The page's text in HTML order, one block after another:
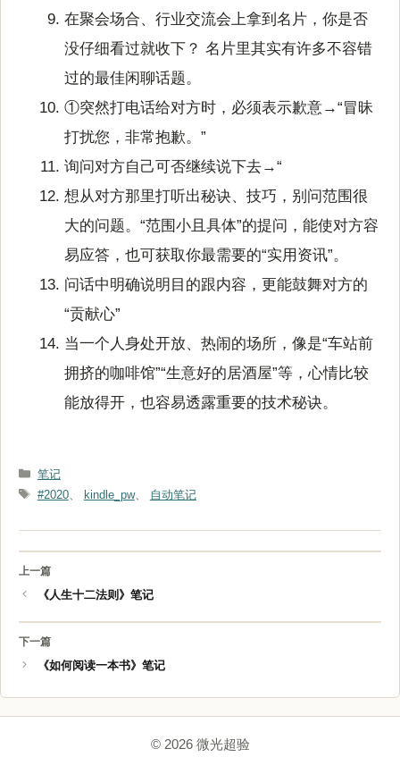
在聚会场合、行业交流会上拿到名片，你是否
没仔细看过就收下？ 名片里其实有许多不容错
过的最佳闲聊话题。
①突然打电话给对方时，必须表示歉意→“冒昧
打扰您，非常抱歉。”
询问对方自己可否继续说下去→“
想从对方那里打听出秘诀、技巧，别问范围很
大的问题。“范围小且具体”的提问，能使对方容
易应答，也可获取你最需要的“实用资讯”。
问话中明确说明目的跟内容，更能鼓舞对方的
“贡献心”
当一个人身处开放、热闹的场所，像是“车站前
拥挤的咖啡馆”“生意好的居酒屋”等，心情比较
能放得开，也容易透露重要的技术秘诀。
分
类
笔记
标
#2020、 kindle_pw、 自动笔记
《人生十二法则》笔记
《如何阅读一本书》笔记
© 2026 微光超验